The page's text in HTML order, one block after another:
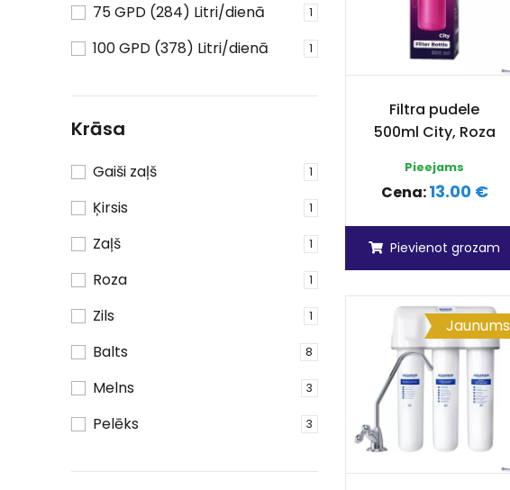
75 GPD (284) Litri/dienā 1
100 GPD (378) Litri/dienā 1
Krāsa
Gaiši zaļš 1
Ķirsis 1
Zaļš 1
Roza 1
Zils 1
Balts 8
Melns 3
Pelēks 3
Filtra pudele
500ml City, Roza
Pieejams
Cena:13.00 €
Pievienot grozam
Jaunums